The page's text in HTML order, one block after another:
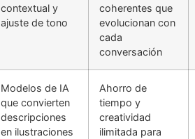
contextual y
ajuste de tono
coherentes que
evolucionan con
cada
conversación
Modelos de IA
que convierten
descripciones
en ilustraciones
Ahorro de
tiempo y
creatividad
ilimitada para